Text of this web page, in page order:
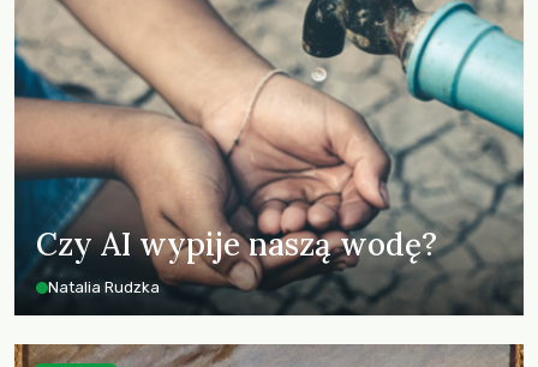
Czy AI wypije naszą wodę?
Natalia Rudzka